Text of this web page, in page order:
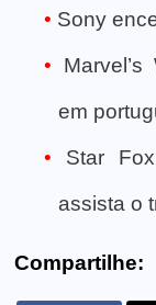
Sony
em
Star
assista o
Compartilhe: